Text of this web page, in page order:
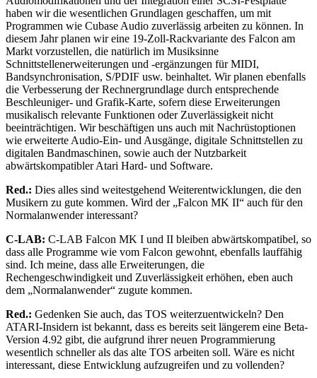
haben wir die wesentlichen Grundlagen geschaffen, um mit
Programmen wie Cubase Audio zuverlässig arbeiten zu können. In
diesem Jahr planen wir eine 19-Zoll-Rackvariante des Falcon am
Markt vorzustellen, die natürlich im Musiksinne
Schnittstellenerweiterungen und -ergänzungen für MIDI,
Bandsynchronisation, S/PDIF usw. beinhaltet. Wir planen ebenfalls
die Verbesserung der Rechnergrundlage durch entsprechende
Beschleuniger- und Grafik-Karte, sofern diese Erweiterungen
musikalisch relevante Funktionen oder Zuverlässigkeit nicht
beeinträchtigen. Wir beschäftigen uns auch mit Nachrüstoptionen
wie erweiterte Audio-Ein- und Ausgänge, digitale Schnittstellen zu
digitalen Bandmaschinen, sowie auch der Nutzbarkeit
abwärtskompatibler Atari Hard- und Software.
Red.: Dies alles sind weitestgehend Weiterentwicklungen, die den
Musikern zu gute kommen. Wird der „Falcon MK II“ auch für den
Normalanwender interessant?
C-LAB: C-LAB Falcon MK I und II bleiben abwärtskompatibel, so
dass alle Programme wie vom Falcon gewohnt, ebenfalls lauffähig
sind. Ich meine, dass alle Erweiterungen, die
Rechengeschwindigkeit und Zuverlässigkeit erhöhen, eben auch
dem „Normalanwender“ zugute kommen.
Red.: Gedenken Sie auch, das TOS weiterzuentwickeln? Den
ATARI-Insidern ist bekannt, dass es bereits seit längerem eine Beta-
Version 4.92 gibt, die aufgrund ihrer neuen Programmierung
wesentlich schneller als das alte TOS arbeiten soll. Wäre es nicht
interessant, diese Entwicklung aufzugreifen und zu vollenden?